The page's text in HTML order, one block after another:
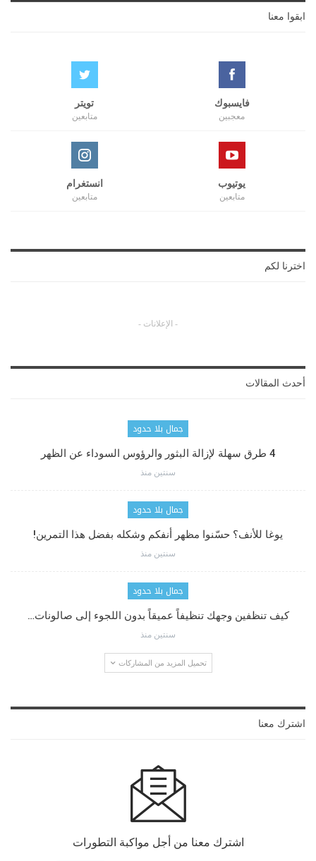
ابقوا معنا
فايسبوك
معجبين
تويتر
متابعين
يوتيوب
متابعين
انستغرام
متابعين
اخترنا لكم
- الإعلانات -
أحدث المقالات
جمال بلا حدود
4 طرق سهلة لإزالة البثور والرؤوس السوداء عن الظهر
سنتين منذ
جمال بلا حدود
يوغا للأنف؟ حسّنوا مظهر أنفكم وشكله بفضل هذا التمرين!
سنتين منذ
جمال بلا حدود
كيف تنظفين وجهك تنظيفاً عميقاً بدون اللجوء إلى صالونات…
سنتين منذ
تحميل المزيد من المشاركات
اشترك معنا
اشترك معنا من أجل مواكبة التطورات